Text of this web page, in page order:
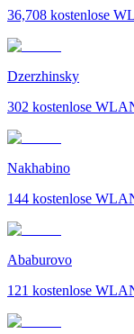
36,708 kostenlose
Dzerzhinsky
302 kostenlose
Nakhabino
144 kostenlose
Ababurovo
121 kostenlose